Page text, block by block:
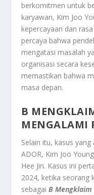
berkomitmen untuk
karyawan, Kim Joo
kepercayaan dan
percaya bahwa
mengatasi masalah
organisasi secara
memastikan bahwa
masa depan.
B
MENGALAMI
Selain itu, kasus
ADOR, Kim Joo
Hee Jin. Kasus ini
2024, ketika seorang
sebagaiB Mengklaim